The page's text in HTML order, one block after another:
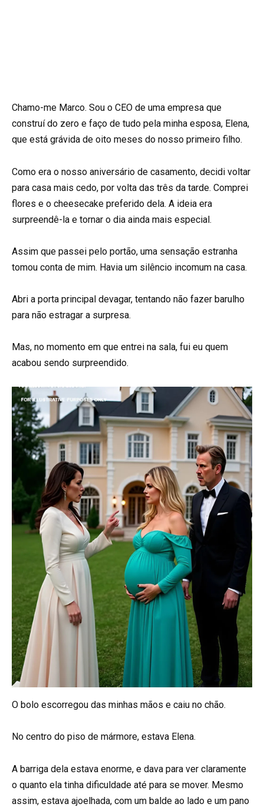
Chamo-me Marco. Sou o CEO de uma empresa que
construí do zero e faço de tudo pela minha esposa, Elena,
que está grávida de oito meses do nosso primeiro filho.
Como era o nosso aniversário de casamento, decidi voltar
para casa mais cedo, por volta das três da tarde. Comprei
flores e o cheesecake preferido dela. A ideia era
surpreendê-la e tornar o dia ainda mais especial.
Assim que passei pelo portão, uma sensação estranha
tomou conta de mim. Havia um silêncio incomum na casa.
Abri a porta principal devagar, tentando não fazer barulho
para não estragar a surpresa.
Mas, no momento em que entrei na sala, fui eu quem
acabou sendo surpreendido.
O bolo escorregou das minhas mãos e caiu no chão.
No centro do piso de mármore, estava Elena.
A barriga dela estava enorme, e dava para ver claramente
o quanto ela tinha dificuldade até para se mover. Mesmo
assim, estava ajoelhada, com um balde ao lado e um pano